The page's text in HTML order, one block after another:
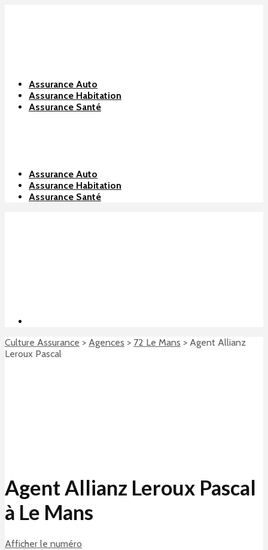
Assurance Auto
Assurance Habitation
Assurance Santé
Assurance Auto
Assurance Habitation
Assurance Santé
Culture Assurance > Agences > 72 Le Mans > Agent Allianz
Leroux Pascal
Agent Allianz Leroux Pascal
à Le Mans
Afficher le numéro